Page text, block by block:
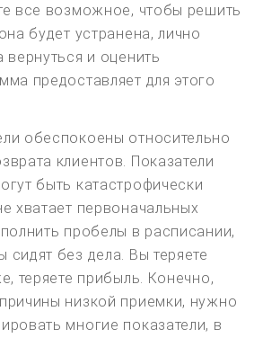
все возможное, чтобы решить
будет устранена, лично
вернуться и оценить
предоставляет для этого
обеспокоены относительно
клиентов. Показатели
быть катастрофически
хватает первоначальных
пробелы в расписании,
сидят без дела. Вы теряете
теряете прибыль. Конечно,
низкой приемки, нужно
многие показатели, в